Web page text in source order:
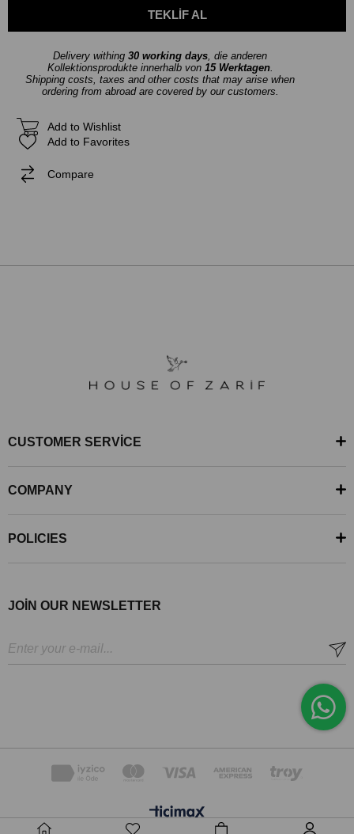
Delivery withing 30 working days , die anderen
Kollektionsprodukte innerhalb von 15 Werktagen.
Shipping costs, taxes and other costs that may arise when
ordering from abroad are covered by our customers.
Add to Favorites
Add to Wishlist
Compare
CUSTOMER SERVİCE
COMPANY
POLICIES
JOİN OUR NEWSLETTER